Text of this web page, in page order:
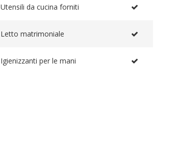
Utensili da cucina forniti
Letto matrimoniale
Igienizzanti per le mani